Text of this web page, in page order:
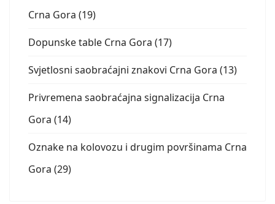
Crna Gora (19)
Dopunske table Crna Gora (17)
Svjetlosni saobraćajni znakovi Crna Gora (13)
Privremena saobraćajna signalizacija Crna
Gora (14)
Oznake na kolovozu i drugim površinama Crna
Gora (29)